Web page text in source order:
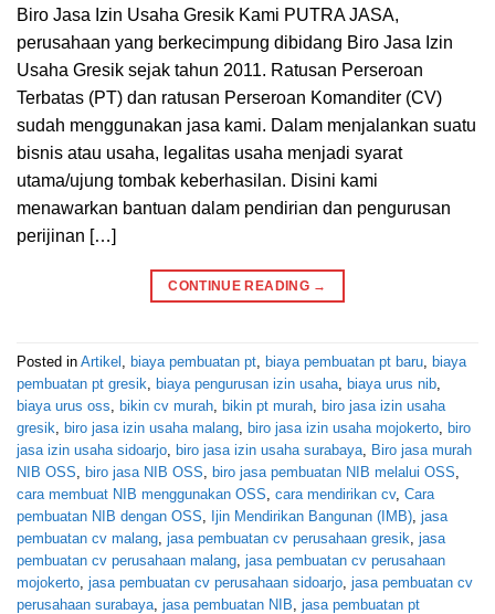
Biro Jasa Izin Usaha Gresik Kami PUTRA JASA,
perusahaan yang berkecimpung dibidang Biro Jasa Izin
Usaha Gresik sejak tahun 2011. Ratusan Perseroan
Terbatas (PT) dan ratusan Perseroan Komanditer (CV)
sudah menggunakan jasa kami. Dalam menjalankan suatu
bisnis atau usaha, legalitas usaha menjadi syarat
utama/ujung tombak keberhasilan. Disini kami
menawarkan bantuan dalam pendirian dan pengurusan
perijinan […]
CONTINUE READING →
Posted in Artikel biaya pembuatan pt biaya pembuatan pt baru biaya
pembuatan pt gresik biaya pengurusan izin usaha biaya urus nib
biaya urus oss bikin cv murah bikin pt murah biro jasa izin usaha
gresik biro jasa izin usaha malang biro jasa izin usaha mojokerto biro
jasa izin usaha sidoarjo biro jasa izin usaha surabaya Biro jasa murah
NIB OSS biro jasa NIB OSS biro jasa pembuatan NIB melalui OSS
cara membuat NIB menggunakan OSS cara mendirikan cv, Cara
pembuatan NIB dengan OSS
Ijin Mendirikan Bangunan (IMB) jasa
pembuatan cv malang jasa pembuatan cv perusahaan gresik jasa
pembuatan cv perusahaan malang jasa pembuatan cv perusahaan
mojokerto jasa pembuatan cv perusahaan sidoarjo jasa pembuatan cv
perusahaan surabaya jasa pembuatan NIB jasa pembuatan pt